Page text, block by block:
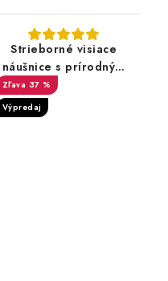
Strieborné visiace
náušnice s prírodným
svetlo modrým
topásom Swiss Blue a
zirkónmi
37 %
Výpredaj